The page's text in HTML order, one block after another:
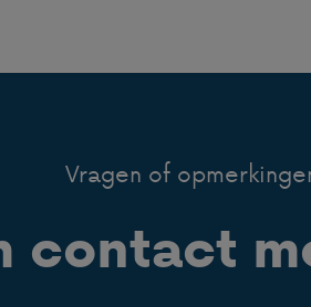
Vragen of
contact